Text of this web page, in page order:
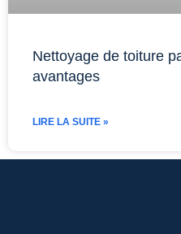
Nettoyage de toiture
avantages
LIRE LA SUITE »